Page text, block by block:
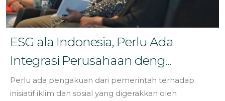
Bahasa
ESG ala Indonesia, Perlu Ada
Integrasi Perusahaan deng...
Perlu ada pengakuan dari pemerintah terhadap
inisiatif iklim dan sosial yang digerakkan oleh